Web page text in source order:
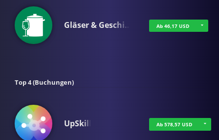
Gläser & Geschi… Ab 46,17 USD
Top 4 (Buchungen)
UpSkill Ab 578,57 USD